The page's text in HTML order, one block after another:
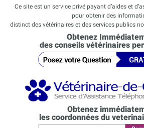
Ce site est un service privé payant d’aides et
pour obtenir des
distinct des vétérinaires et des services publics
Obtenez
des conseils vétérinaires
Obtenez
les coordonnées du